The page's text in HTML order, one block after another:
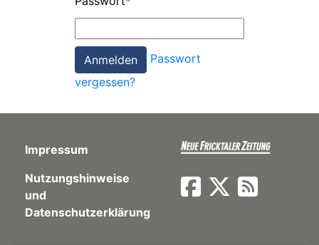
Paper
App
Passwort
vergessen?
Impressum
Nutzungshinweise
und
Datenschutzerklärung